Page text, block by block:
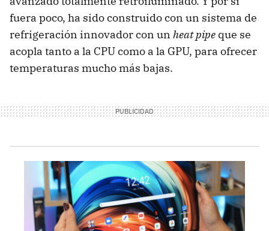
fuera poco, ha sido construido con un sistema de
refrigeración innovador con un heat pipe que se
acopla tanto a la CPU como a la GPU, para ofrecer
temperaturas mucho más bajas.